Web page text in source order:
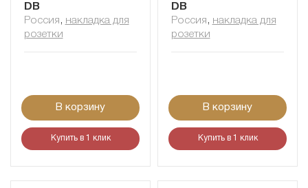
DB
Россия , накладка для
розетки
В корзину
Купить в 1 клик
DB
Россия , накладка для
розетки
В корзину
Купить в 1 клик